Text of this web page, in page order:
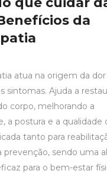
da
atua na origem da
sintomas. Ajuda a
corpo, melhorando a
a postura e a qualidade
tanto para
prevenção, sendo uma
para o bem-estar